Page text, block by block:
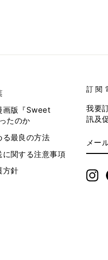
画版『Sweet
たのか
る最良の方法
に関する注意事項
方針
訂閱
我要
訊及
ー
ル
ド
レ
ブ
ス
リ
プ